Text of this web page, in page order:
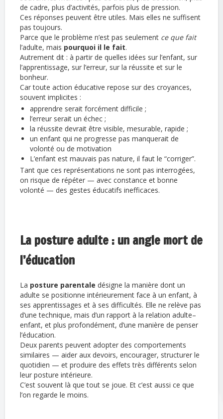
de cadre, plus d’activités, parfois plus de pression.
Ces réponses peuvent être utiles. Mais elles ne suffisent
pas toujours.
Parce que le problème n’est pas seulement ce que fait
l’adulte, mais pourquoi il le fait.
Autrement dit : à partir de quelles idées sur l’enfant, sur
l’apprentissage, sur l’erreur, sur la réussite et sur le
bonheur.
Car toute action éducative repose sur des croyances,
souvent implicites :
apprendre serait forcément difficile ;
l’erreur serait un échec ;
la réussite devrait être visible, mesurable, rapide ;
un enfant qui ne progresse pas manquerait de
volonté ou de motivation
L’enfant est mauvais pas nature, il faut le “corriger”.
Tant que ces représentations ne sont pas interrogées,
on risque de répéter — avec constance et bonne
volonté — des gestes éducatifs inefficaces.
La posture adulte : un angle mort de
l’éducation
La posture parentale désigne la manière dont un
adulte se positionne intérieurement face à un enfant, à
ses apprentissages et à ses difficultés. Elle ne relève pas
d’une technique, mais d’un rapport à la relation adulte–
enfant, et plus profondément, d’une manière de penser
l’éducation.
Deux parents peuvent adopter des comportements
similaires — aider aux devoirs, encourager, structurer le
quotidien — et produire des effets très différents selon
leur posture intérieure.
C’est souvent là que tout se joue. Et c’est aussi ce que
l’on regarde le moins.